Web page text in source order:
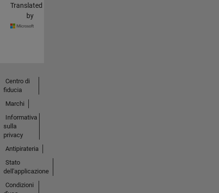
Translated
by
Centro di
fiducia
Marchi
Informativa
sulla
privacy
Antipirateria
Stato
dell'applicazione
Condizioni